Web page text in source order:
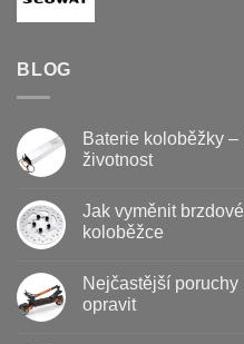
BLOG
Baterie koloběžky
životnost
textu
s
koloběžky
kdy
Jak vyměnit
koloběžce
u
textu
s
Nejčastější
opravit